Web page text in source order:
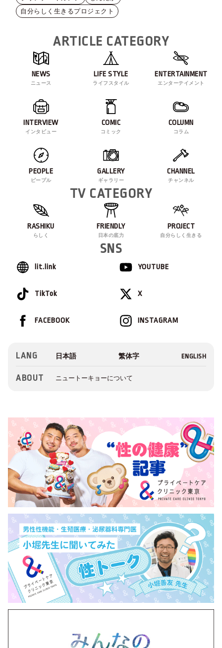
自分らしく生きるプロジェクト
ARTICLE CATEGORY
NEWS
ニュース
LIFE STYLE
ライフスタイル
ENTERTAINMENT
エンターテイメント
INTERVIEW
インタビュー
COMIC
コミック
COLUMN
コラム
PEOPLE
ピープル
GALLERY
ギャラリー
CHANNEL
チャンネル
TV CATEGORY
RASHIKU
らしく
FRIENDLY
日本の底力
PROJECT
自分らしく生きる
SNS
lit.link YOUTUBE
TikTok X
INSTAGRAM
FACEBOOK
LANG
ABOUT ニュートーキョーについて